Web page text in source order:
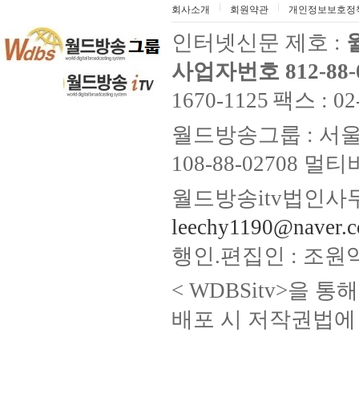
회사소개 회원약관 개인정보보호정
인터넷신문 제호 :
사업자번호 812-
1670-1125 팩스 :
월드방송그룹 : 서
108-88-02708 멀
월드방송itv법인사
행인.편집인 : 조원
< WDBSitv>을 통
배포 시 저작권법